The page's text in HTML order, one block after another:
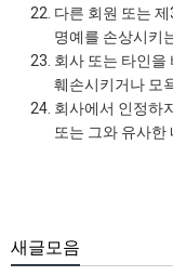
다른 회원 또는
명예를 손상시키
회사 또는 타인을
훼손시키거나 모
회사에서 인정하
또는 그와 유사한
새글모음